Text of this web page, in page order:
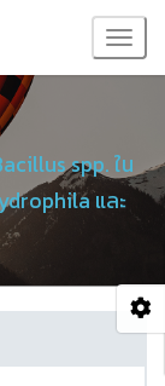
spp. ใน
และ